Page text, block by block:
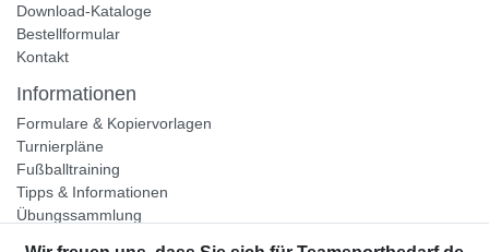
Download-Kataloge
Bestellformular
Kontakt
Informationen
Formulare & Kopiervorlagen
Turnierpläne
Fußballtraining
Tipps & Informationen
Übungssammlung